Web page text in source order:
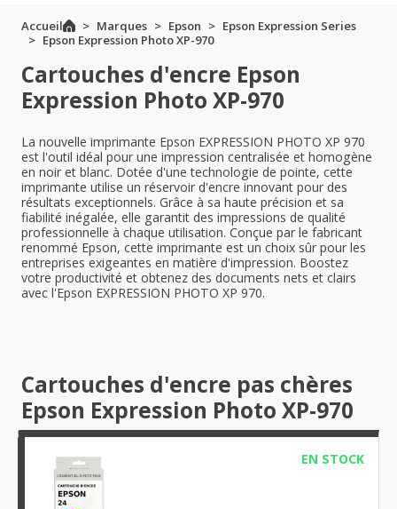
Accueil Marques Epson
Epson Expression Series
Epson Expression Photo XP-970
Cartouches d'encre Epson
Expression Photo XP-970
La nouvelle imprimante Epson EXPRESSION PHOTO XP 970
est l'outil idéal pour une impression centralisée et homogène
en noir et blanc. Dotée d'une technologie de pointe, cette
imprimante utilise un réservoir d'encre innovant pour des
résultats exceptionnels. Grâce à sa haute précision et sa
fiabilité inégalée, elle garantit des impressions de qualité
professionnelle à chaque utilisation. Conçue par le fabricant
renommé Epson, cette imprimante est un choix sûr pour les
entreprises exigeantes en matière d'impression. Boostez
votre productivité et obtenez des documents nets et clairs
avec l'Epson EXPRESSION PHOTO XP 970.
Cartouches d'encre pas chères
Epson Expression Photo XP-970
EN STOCK